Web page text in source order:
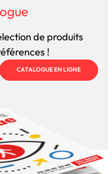
de produits
!
CATALOGUE EN LIGNE